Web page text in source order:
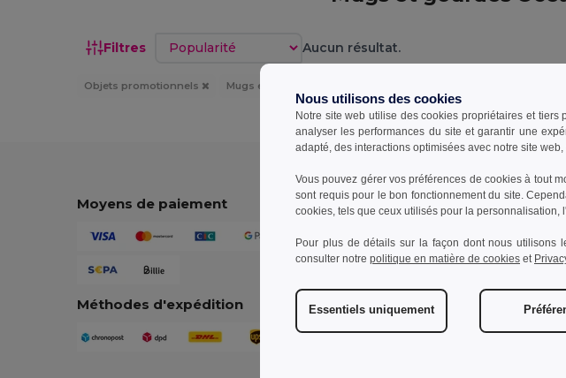
Filtres Trier par Aucun résultat.
Objets promotionnels Mugs et gourdes
Moyens de paiement
Méthodes d'expédition
Contactez-
Service
Ventes
Nous utilisons des cookies
Notre site web utilise des cookies propriétaires et tiers
analyser les performances du site et garantir une
adapté, des interactions optimisées avec notre site web,
Vous pouvez gérer vos préférences de cookies à tout
sont requis pour le bon fonctionnement du site.
cookies, tels que ceux utilisés pour la personnalisation,
Pour plus de détails sur la façon dont nous utilisons
consulter notre politique en matière de cookies et
Essentiels uniquement